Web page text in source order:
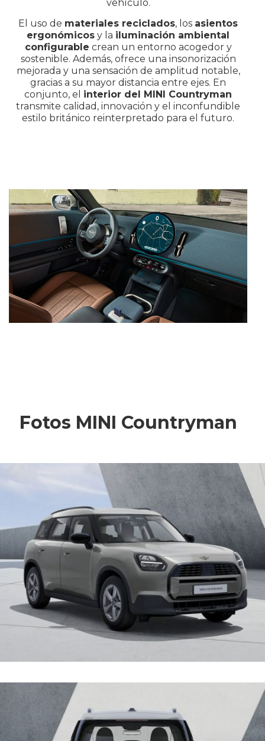
vehículo.
El uso de materiales reciclados, los asientos
ergonómicos y la iluminación ambiental
configurable crean un entorno acogedor y
sostenible. Además, ofrece una insonorización
mejorada y una sensación de amplitud notable,
gracias a su mayor distancia entre ejes. En
conjunto, el interior del MINI Countryman
transmite calidad, innovación y el inconfundible
estilo británico reinterpretado para el futuro.
Fotos MINI Countryman